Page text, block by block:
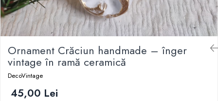
Ornament Crăciun handmade – înger
vintage în ramă ceramică
DecoVintage
45,00 Lei